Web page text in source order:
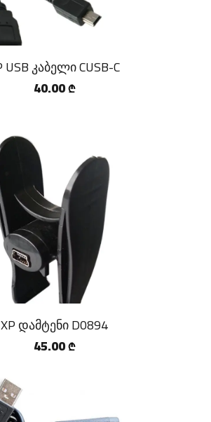
USB კაბელი CUSB-C
40.00 ₾
XP დამტენი D0894
45.00 ₾